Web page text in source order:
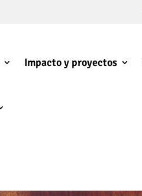
Impacto y proyectos